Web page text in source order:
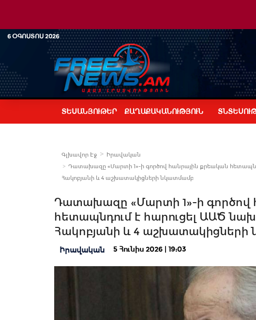
6 ՕԳՈՍՏՈՍ 2026
ՏԵՍԱՆՅՈՒԹԵՐ ՔԱՂԱՔԱԿԱՆՈՒԹՅՈՒՆ
Գլխավոր Էջ
Իրավական
Դատախազը «Մարտի 1»-ի գործով հանրային քրեական
Հակոբյանի և 4 աշխատակիցների նկատմամբ
Դատախազը «Մարտի 1»-ի գործով
հետապնդում է հարուցել ԱԱԾ
Հակոբյանի և 4 աշխատակիցների
Իրավական 5 Հունիս 2026 | 19:03